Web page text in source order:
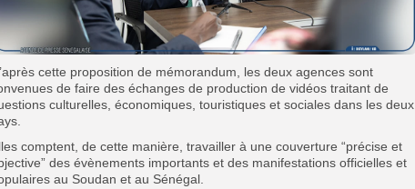
cette proposition de mémorandum, les deux agences sont
de faire des échanges de production de vidéos traitant de
culturelles, économiques, touristiques et sociales dans les deux
comptent, de cette manière, travailler à une couverture “précise et
des évènements importants et des manifestations officielles et
au Soudan et au Sénégal.